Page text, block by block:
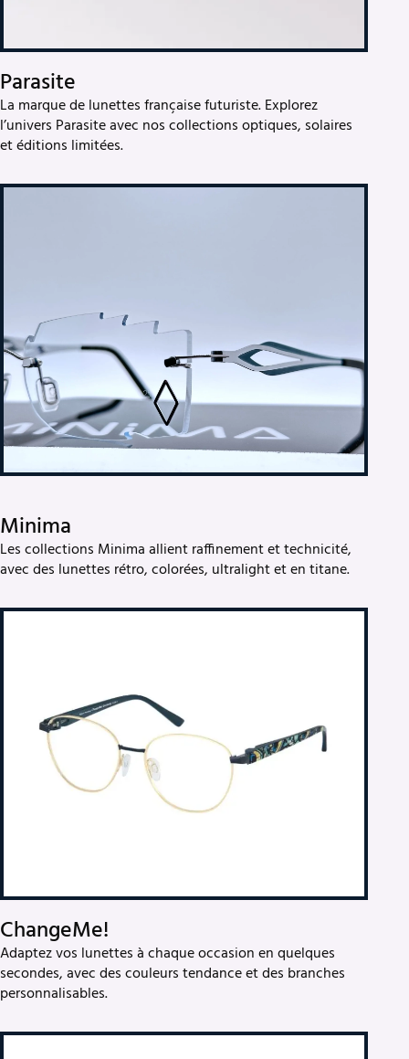
Parasite
La marque de lunettes française futuriste. Explorez
l’univers Parasite avec nos collections optiques, solaires
et éditions limitées.
Minima
Les collections Minima allient raffinement et technicité,
avec des lunettes rétro, colorées, ultralight et en titane.
ChangeMe!
Adaptez vos lunettes à chaque occasion en quelques
secondes, avec des couleurs tendance et des branches
personnalisables.